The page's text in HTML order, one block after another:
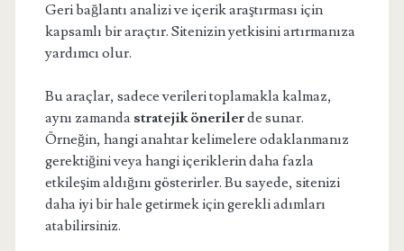
Geri bağlantı analizi ve içerik araştırması için
kapsamlı bir araçtır. Sitenizin yetkisini artırmanıza
yardımcı olur.
Bu araçlar, sadece verileri toplamakla kalmaz,
aynı zamanda stratejik önerilerde sunar.
Örneğin, hangi anahtar kelimelere odaklanmanız
gerektiğini veya hangi içeriklerin daha fazla
etkileşim aldığını gösterirler. Bu sayede, sitenizi
daha iyi bir hale getirmek için gerekli adımları
atabilirsiniz.